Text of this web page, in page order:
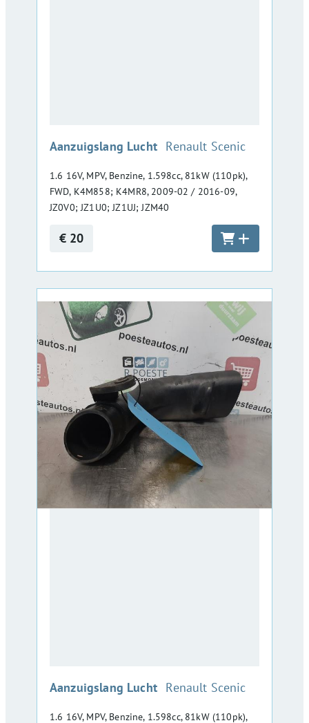
Aanzuigslang Lucht :Renault Scenic
1.6 16V, MPV, Benzine, 1.598cc, 81kW (110pk),
FWD, K4M858; K4MR8, 2009-02 / 2016-09,
JZ0V0; JZ1U0; JZ1UJ; JZM40
€ 20
Aanzuigslang Lucht :Renault Scenic
1.6 16V, MPV, Benzine, 1.598cc, 81kW (110pk),